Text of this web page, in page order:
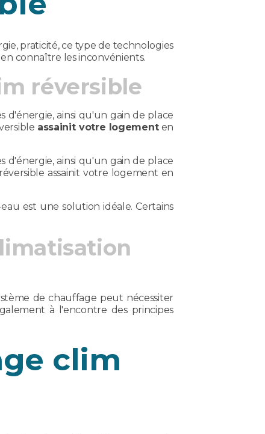
praticité, ce type de technologies
connaître les inconvénients.
réversible
d'énergie, ainsi qu'un gain de place
assainit votre logementen
d'énergie, ainsi qu'un gain de place
assainit votre logement en
est une solution idéale. Certains
de chauffage peut nécessiter
à l'encontre des principes
clim